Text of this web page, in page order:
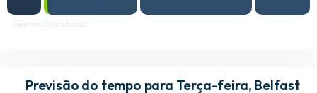
Céu muito nublado
Previsão do tempo para Terça-feira, Belfast